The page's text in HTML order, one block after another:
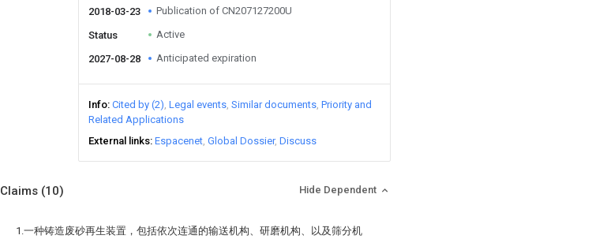
2018-03-23 Publication of CN207127200U
Status Active
2027-08-28 Anticipated expiration
Info Cited by (2) Legal events Similar documents Priority and
Related Applications
External links Espacenet Global Dossier Discuss
Claims (10) Hide Dependent
1.一种铸造废砂再生装置，包括依次连通的输送机构、研磨机构、以及筛分机